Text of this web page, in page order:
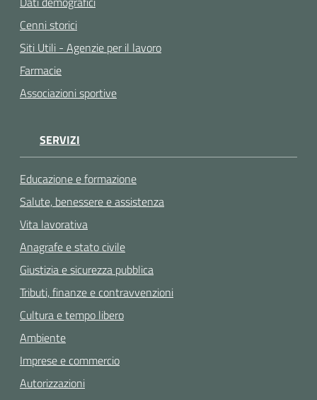
Cenni storici
Siti Utili - Agenzie per il lavoro
Farmacie
Associazioni sportive
SERVIZI
Educazione e formazione
Salute, benessere e assistenza
Vita lavorativa
Anagrafe e stato civile
Giustizia e sicurezza pubblica
Tributi, finanze e contravvenzioni
Cultura e tempo libero
Ambiente
Imprese e commercio
Autorizzazioni